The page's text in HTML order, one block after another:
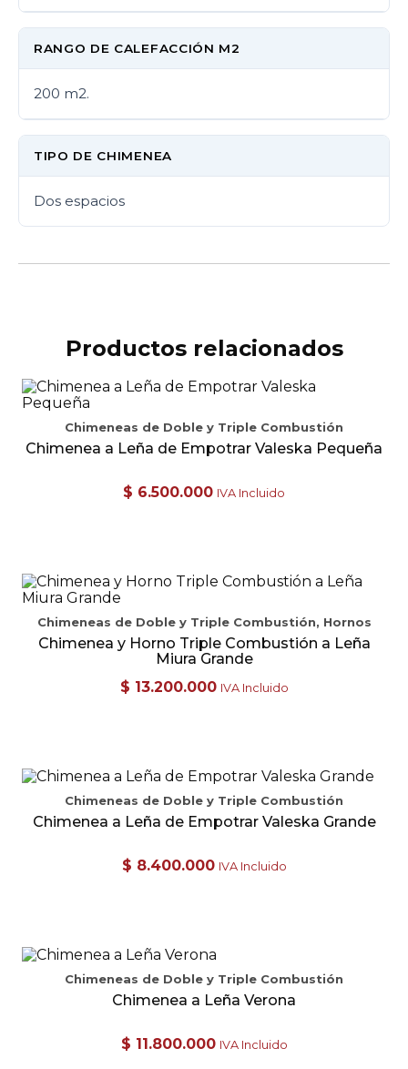
RANGO DE CALEFACCIÓN M2
200 m2.
TIPO DE CHIMENEA
Dos espacios
Productos relacionados
Chimeneas de Doble y Triple Combustión
Chimenea a Leña de Empotrar Valeska Pequeña
$ 6.500.000 IVA Incluido
Chimeneas de Doble y Triple Combustión, Hornos
Chimenea y Horno Triple Combustión a Leña
Miura Grande
$ 13.200.000 IVA Incluido
Chimeneas de Doble y Triple Combustión
Chimenea a Leña de Empotrar Valeska Grande
$ 8.400.000 IVA Incluido
Chimeneas de Doble y Triple Combustión
Chimenea a Leña Verona
$ 11.800.000 IVA Incluido